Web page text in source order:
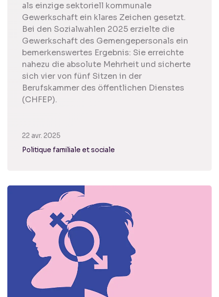
als einzige sektoriell kommunale
Gewerkschaft ein klares Zeichen gesetzt.
Bei den Sozialwahlen 2025 erzielte die
Gewerkschaft des Gemengepersonals ein
bemerkenswertes Ergebnis: Sie erreichte
nahezu die absolute Mehrheit und sicherte
sich vier von fünf Sitzen in der
Berufskammer des öffentlichen Dienstes
(CHFEP).
22 avr. 2025
Politique familiale et sociale